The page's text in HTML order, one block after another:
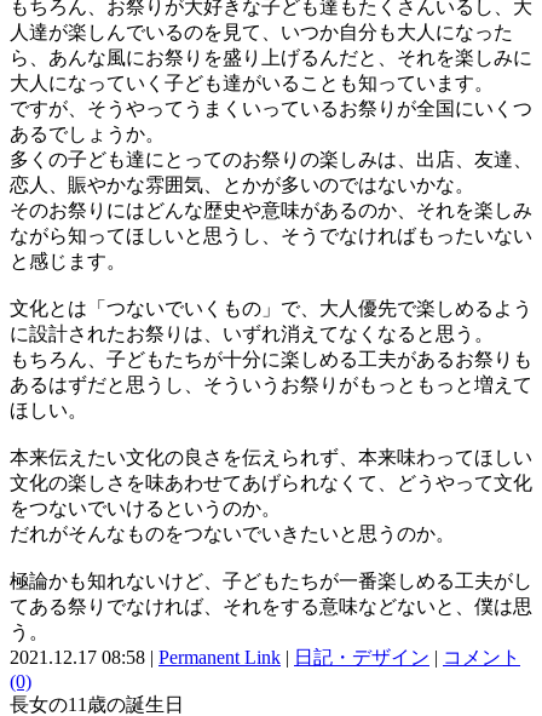
もちろん、お祭りが大好きな子ども達もたくさんいるし、大
人達が楽しんでいるのを見て、いつか自分も大人になった
ら、あんな風にお祭りを盛り上げるんだと、それを楽しみに
大人になっていく子ども達がいることも知っています。
ですが、そうやってうまくいっているお祭りが全国にいくつ
あるでしょうか。
多くの子ども達にとってのお祭りの楽しみは、出店、友達、
恋人、賑やかな雰囲気、とかが多いのではないかな。
そのお祭りにはどんな歴史や意味があるのか、それを楽しみ
ながら知ってほしいと思うし、そうでなければもったいない
と感じます。
文化とは「つないでいくもの」で、大人優先で楽しめるよう
に設計されたお祭りは、いずれ消えてなくなると思う。
もちろん、子どもたちが十分に楽しめる工夫があるお祭りも
あるはずだと思うし、そういうお祭りがもっともっと増えて
ほしい。
本来伝えたい文化の良さを伝えられず、本来味わってほしい
文化の楽しさを味あわせてあげられなくて、どうやって文化
をつないでいけるというのか。
だれがそんなものをつないでいきたいと思うのか。
極論かも知れないけど、子どもたちが一番楽しめる工夫がし
てある祭りでなければ、それをする意味などないと、僕は思
う。
2021.12.17 08:58 | Permanent Link | 日記・デザイン | コメント
(0)
長女の11歳の誕生日